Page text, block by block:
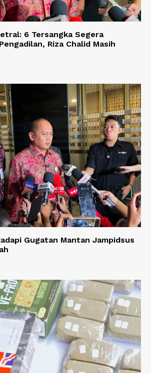
6 Tersangka Segera
Riza Chalid Masih
Gugatan Mantan Jampidsus